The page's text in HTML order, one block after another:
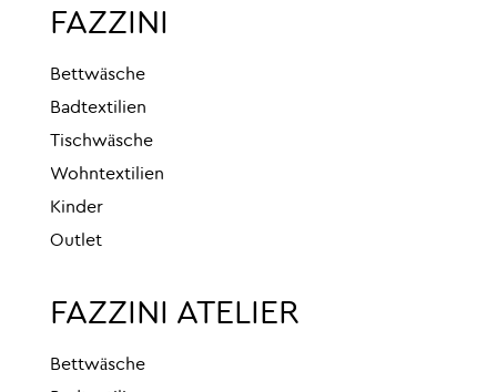
FAZZINI
Bettwäsche
Badtextilien
Tischwäsche
Wohntextilien
Kinder
Outlet
FAZZINI ATELIER
Bettwäsche